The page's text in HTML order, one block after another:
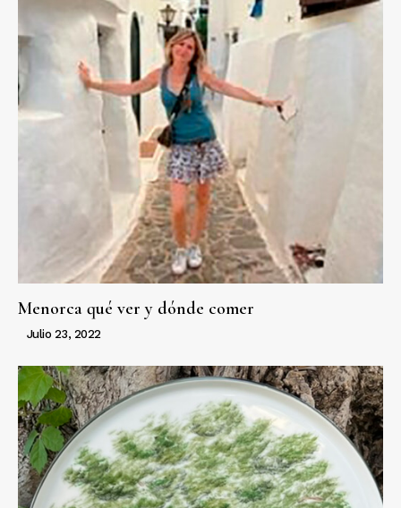
Menorca qué ver y dónde comer
Julio 23, 2022